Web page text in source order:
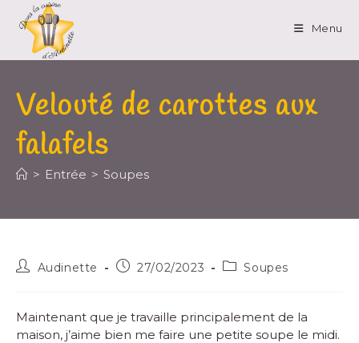
Menu
Velouté de carottes aux
falafels
> Entrée > Soupes
Audinette 27/02/2023 Soupes
Maintenant que je travaille principalement de la
maison, j’aime bien me faire une petite soupe le midi.